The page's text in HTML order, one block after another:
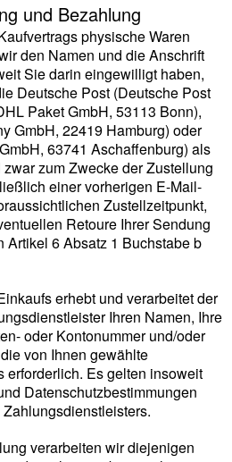
und Bezahlung
physische Waren
den Namen und die Anschrift
Sie darin eingewilligt haben,
Deutsche Post (Deutsche Post
Paket GmbH, 53113 Bonn),
GmbH, 22419 Hamburg) oder
63741 Aschaffenburg) als
zum Zwecke der Zustellung
einer vorherigen E-Mail-
Zustellzeitpunkt,
Retoure Ihrer Sendung
Artikel 6 Absatz 1 Buchstabe b
erhebt und verarbeitet der
Ihren Namen, Ihre
oder Kontonummer und/oder
von Ihnen gewählte
Es gelten insoweit
Datenschutzbestimmungen
verarbeiten wir diejenigen